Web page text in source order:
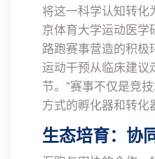
将这一科学认知转化
京体育大学运动医学
路跑赛事营造的积极
运动干预从临床建议
节。”赛事不仅是竞
方式的孵化器和转化
生态培育：协